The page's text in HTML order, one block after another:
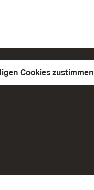
Cookies zustimmen